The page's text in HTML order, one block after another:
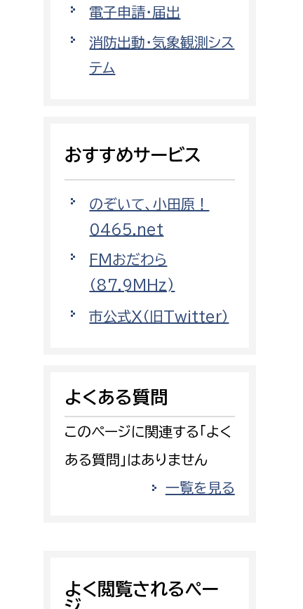
まちづくりに関わりたい
都市部
建築指導課
開発審査課
消防
消防総務課
警防計画課
消防課
警防第1課
電子申請・届出
消防出動・気象観測シス
テム
おすすめサービス
のぞいて、小田原！
0465.net
FMおだわら
（87.9MHz)
市公式X（旧Twitter）
よくある質問
このページに関連する「よく
ある質問」はありません
一覧を見る
よく閲覧されるペー